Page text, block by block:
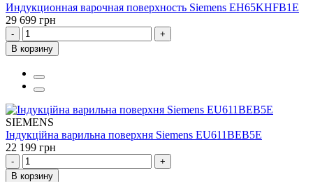
Индукционная варочная поверхность Siemens EH65KHFB1E
29 699 грн
-
+
В корзину
SIEMENS
Індукційна варильна поверхня Siemens EU611BEB5E
22 199 грн
-
+
В корзину